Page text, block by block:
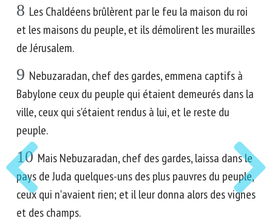
8 Les Chaldéens brûlèrent par le feu la maison du roi
et les maisons du peuple, et ils démolirent les murailles
de Jérusalem.
9 Nebuzaradan, chef des gardes, emmena captifs à
Babylone ceux du peuple qui étaient demeurés dans la
ville, ceux qui s'étaient rendus à lui, et le reste du
peuple.
10 Mais Nebuzaradan, chef des gardes, laissa dans le
pays de Juda quelques-uns des plus pauvres du peuple,
ceux qui n'avaient rien; et il leur donna alors des vignes
et des champs.